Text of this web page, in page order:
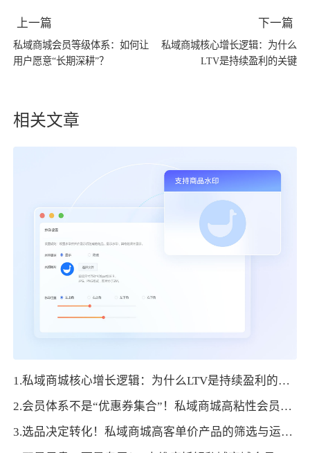
上一篇
私域商城会员等级体系：如何让
用户愿意“长期深耕”？
下一篇
私域商城核心增长逻辑：为什么
LTV是持续盈利的关键
相关文章
1.私域商城核心增长逻辑：为什么LTV是持续盈利的关键
2.会员体系不是“优惠券集合”！私域商城高粘性会员设计技巧
3.选品决定转化！私域商城高客单价产品的筛选与运营逻辑